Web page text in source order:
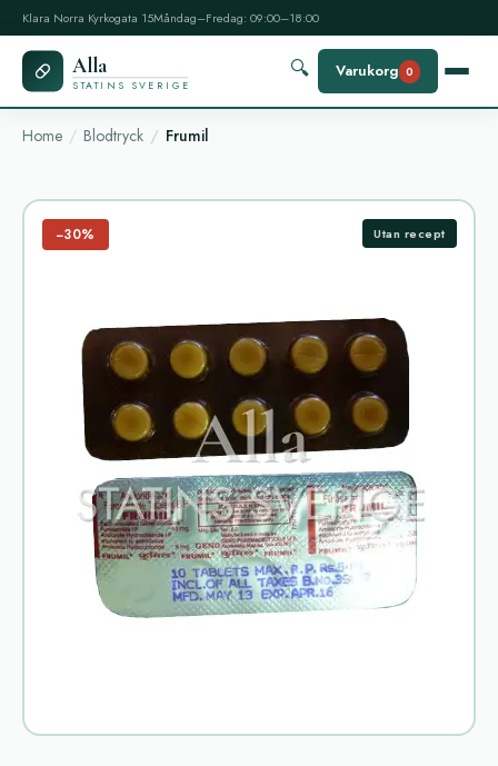
Klara Norra Kyrkogata 15Måndag–Fredag: 09:00–18:00
Alla
STATINS SVERIGE
🔍 Varukorg 0
Home Blodtryck Frumil
−30% Utan recept